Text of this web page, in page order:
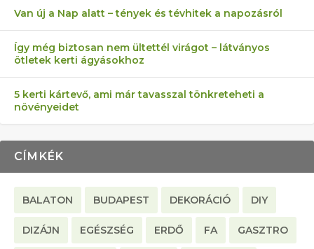
Van új a Nap alatt – tények és tévhitek a napozásról
Így még biztosan nem ültettél virágot – látványos
ötletek kerti ágyásokhoz
5 kerti kártevő, ami már tavasszal tönkreteheti a
növényeidet
CÍMKÉK
BALATON BUDAPEST DEKORÁCIÓ DIY
DIZÁJN EGÉSZSÉG ERDŐ FA GASZTRO